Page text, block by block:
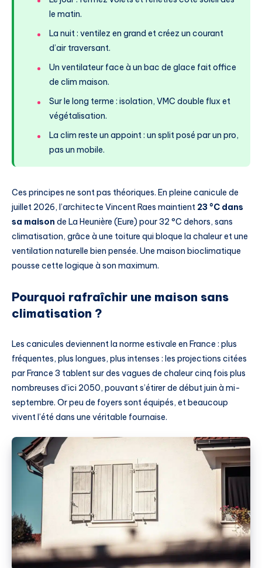
le matin.
La nuit : ventilez en grand et créez un courant
d’air traversant.
Un ventilateur face à un bac de glace fait office
de clim maison.
Sur le long terme : isolation, VMC double flux et
végétalisation.
La clim reste un appoint : un split posé par un pro,
pas un mobile.
Ces principes ne sont pas théoriques. En pleine canicule de
juillet 2026, l’architecte Vincent Raes maintient 23 °C dans
sa maison de La Heunière (Eure) pour 32 °C dehors, sans
climatisation, grâce à une toiture qui bloque la chaleur et une
ventilation naturelle bien pensée. Une maison bioclimatique
pousse cette logique à son maximum.
Pourquoi rafraîchir une maison sans
climatisation ?
Les canicules deviennent la norme estivale en France : plus
fréquentes, plus longues, plus intenses : les projections citées
par France 3 tablent sur des vagues de chaleur cinq fois plus
nombreuses d’ici 2050, pouvant s’étirer de début juin à mi-
septembre. Or peu de foyers sont équipés, et beaucoup
vivent l’été dans une véritable fournaise.